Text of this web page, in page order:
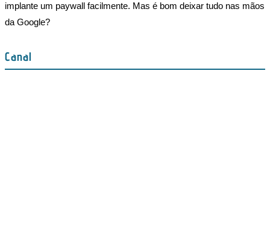
implante um paywall facilmente. Mas é bom deixar tudo nas mãos
da Google?
Canal